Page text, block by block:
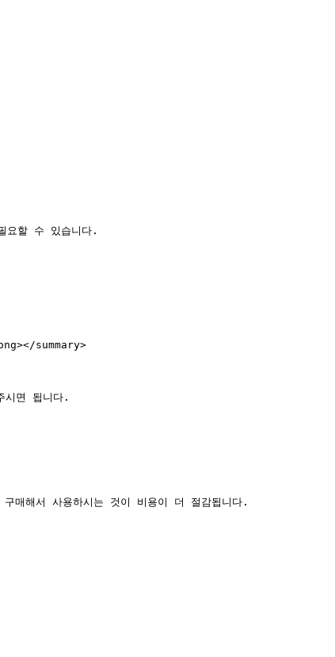
요할 수 있습니다.
summary>
면 됩니다.
매해서 사용하시는 것이 비용이 더 절감됩니다.